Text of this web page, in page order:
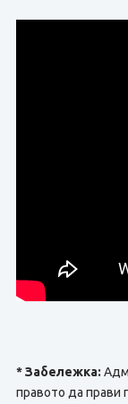
* Забележка:
правото да прави